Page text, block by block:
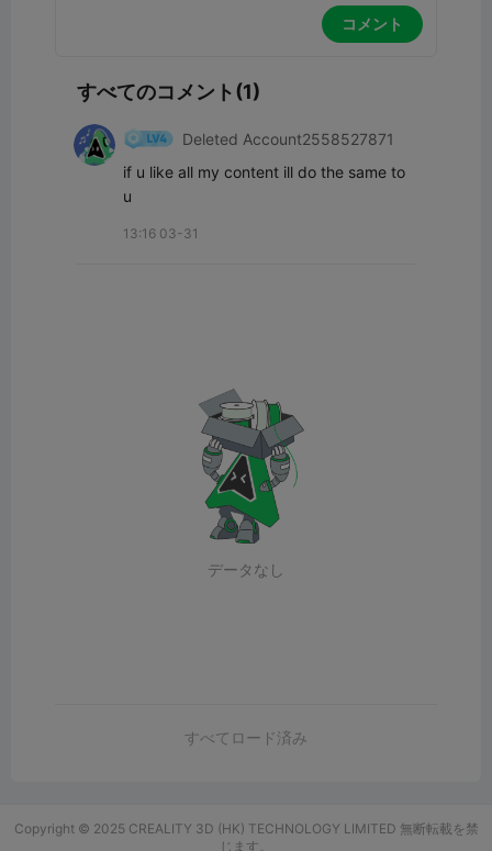
コメント
すべてのコメント(1)
Deleted Account2558527871
if u like all my content ill do the same to
u
13:16 03-31
データなし
すべてロード済み
Copyright © 2025 CREALITY 3D (HK) TECHNOLOGY LIMITED 無断転載を禁
じます。